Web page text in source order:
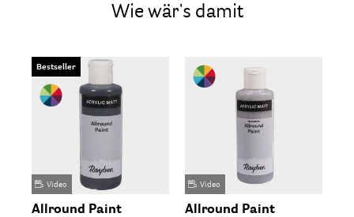
Wie wär's damit
Bestseller
Video
Allround Paint
Video
Allround Paint